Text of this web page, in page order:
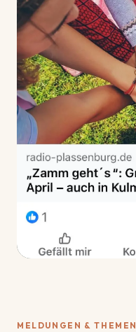
MELDUNGEN & THEMEN